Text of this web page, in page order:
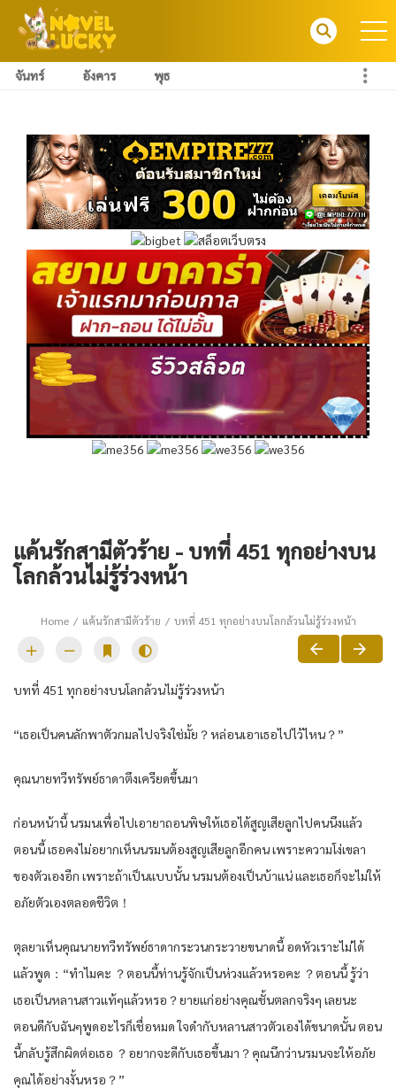
จันทร์ อังคาร พุธ
แค้นรักสามีตัวร้าย - บทที่ 451 ทุกอย่างบน
โลกล้วนไม่รู้ร่วงหน้า
Home แค้นรักสามีตัวร้าย บทที่ 451 ทุกอย่างบนโลกล้วนไม่รู้ร่วงหน้า
บทที่ 451 ทุกอย่างบนโลกล้วนไม่รู้ร่วงหน้า
“เธอเป็นคนลักพาตัวกมลไปจริงใช่มั้ย？หล่อนเอาเธอไปไว้ไหน？”
คุณนายทวีทรัพย์ธาดาตึงเครียดขึ้นมา
ก่อนหน้านี้ นรมนเพื่อไปเอายาถอนพิษให้เธอได้สูญเสียลูกไปคนนึงแล้ว
ตอนนี้ เธอคงไม่อยากเห็นนรมนต้องสูญเสียลูกอีกคน เพราะความโง่เขลา
ของตัวเองอีก เพราะถ้าเป็นแบบนั้น นรมนต้องเป็นบ้าแน่ และเธอก็จะไม่ให้
อภัยตัวเองตลอดชีวิต！
ตุลยาเห็นคุณนายทวีทรัพย์ธาดากระวนกระวายขนาดนี้ อดหัวเราะไม่ได้
แล้วพูด：“ทำไมคะ ？ตอนนี้ท่านรู้จักเป็นห่วงแล้วหรอคะ ？ตอนนี้ รู้ว่า
เธอเป็นหลานสาวแท้ๆแล้วหรอ？ยายแก่อย่างคุณชั้นตลกจริงๆ เลยนะ
ตอนดีกับฉันๆพูดอะไรก็เชื่อหมด ใจดำกับหลานสาวตัวเองได้ขนาดนั้น ตอน
นี้กลับรู้สึกผิดต่อเธอ ？อยากจะดีกับเธอขึ้นมา？คุณนึกว่านรมนจะให้อภัย
คุณได้อย่างงั้นหรอ？”